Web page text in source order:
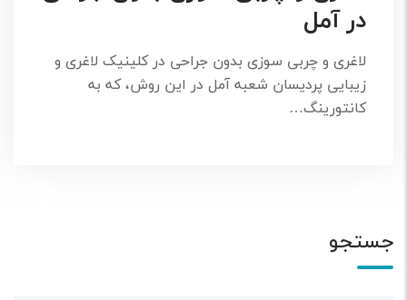
در آمل
لاغری و چربی سوزی بدون جراحی در کلینیک لاغری و
زیبایی پردیسان شعبه آمل در این روش، که به
کانتورینگ…
جستجو